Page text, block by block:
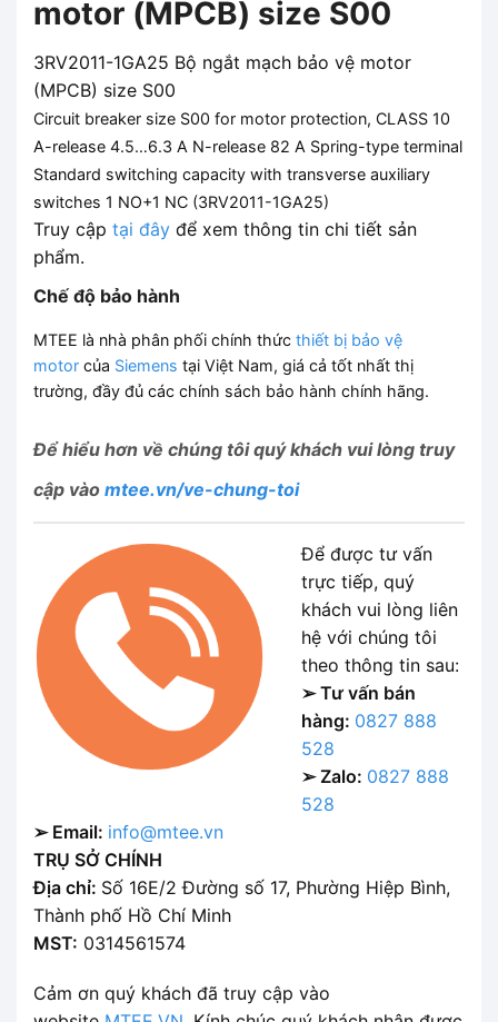
motor (MPCB) size S00
3RV2011-1GA25 Bộ ngắt mạch bảo vệ motor
(MPCB) size S00
Circuit breaker size S00 for motor protection, CLASS 10
A-release 4.5…6.3 A N-release 82 A Spring-type terminal
Standard switching capacity with transverse auxiliary
switches 1 NO+1 NC (3RV2011-1GA25)
Truy cập tại đây để xem thông tin chi tiết sản
phẩm.
Chế độ bảo hành
MTEE là nhà phân phối chính thức thiết bị bảo vệ
motor của Siemens tại Việt Nam, giá cả tốt nhất thị
trường, đầy đủ các chính sách bảo hành chính hãng.
Để hiểu hơn về chúng tôiquý khách vui lòng truy
cập vào mtee.vn/ve-chung-toi
Để được tư vấn
trực tiếp, quý
khách vui lòng liên
hệ với chúng tôi
theo thông tin sau:
➢ Tư vấn bán
hàng: 0827 888
528
➢ Zalo: 0827 888
528
➢ Email: info@mtee.vn
TRỤ SỞ CHÍNH
Địa chỉ: Số 16E/2 Đường số 17, Phường Hiệp Bình,
Thành phố Hồ Chí Minh
MST: 0314561574
Cảm ơn quý khách đã truy cập vào